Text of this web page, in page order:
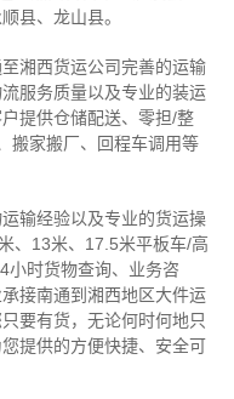
县、龙山县。
湘西货运公司完善的运输
服务质量以及专业的装运
提供仓储配送、零担/整
搬家搬厂、回程车调用等
输经验以及专业的货运操
、13米、17.5米平板车/高
小时货物查询、业务咨
接南通到湘西地区大件运
要有货，无论何时何地只
提供的方便快捷、安全可